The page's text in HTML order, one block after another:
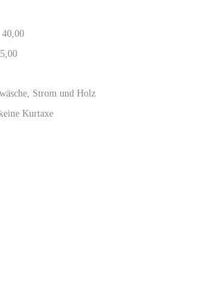
einmalig 15,00
Strom und Holz
Kurtaxe